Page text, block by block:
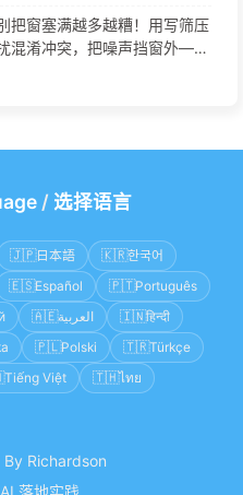
把窗塞满越多越糟！用写筛压
混淆冲突，把噪声挡窗外——
/ 选择语言
🇯🇵日本語 🇰🇷한국어
🇪🇸Español 🇵🇹Português
🇦🇪العربية 🇮🇳हिन्दी
🇵🇱Polski 🇹🇷Türkçe
Tiếng Việt 🇹🇭ไทย
Richardson